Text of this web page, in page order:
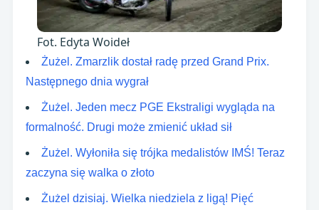
Fot. Edyta Woideł
Żużel. Zmarzlik dostał radę przed Grand Prix.
Następnego dnia wygrał
Żużel. Jeden mecz PGE Ekstraligi wygląda na
formalność. Drugi może zmienić układ sił
Żużel. Wyłoniła się trójka medalistów IMŚ! Teraz
zaczyna się walka o złoto
Żużel dzisiaj. Wielka niedziela z ligą! Pięć